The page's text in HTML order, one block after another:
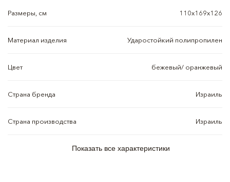
Размеры, см 110x169x126
Материал изделия Ударостойкий полипропилен
Цвет бежевый/ оранжевый
Страна бренда Израиль
Страна производства Израиль
Показать все характеристики